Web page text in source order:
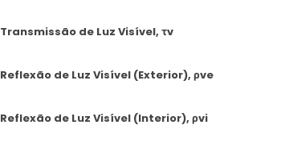
Transmissão de Luz Visível, τv
Reflexão de Luz Visível (Exterior), ρve
Reflexão de Luz Visível (Interior), ρvi